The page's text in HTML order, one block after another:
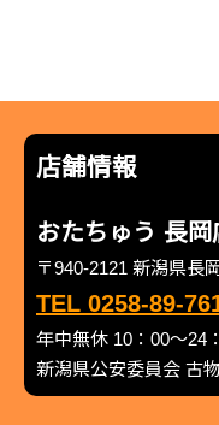
店舗情報
おたちゅう 長岡
〒940-2121 新潟県長
TEL 0258-89-
年中無休 10：00～24
新潟県公安委員会 古